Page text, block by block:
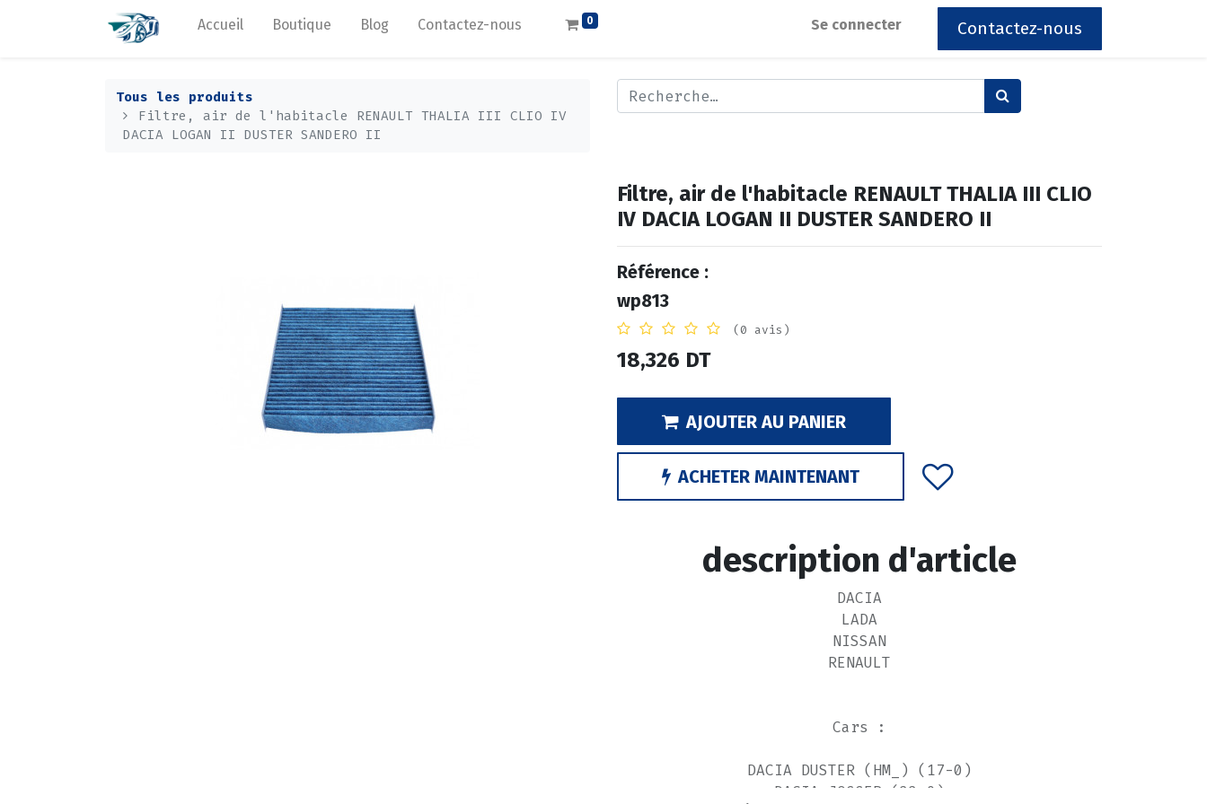
Accueil Boutique Blog Contactez-nous 0 Se connecter Contactez-nous
Tous les produits
Filtre, air de l'habitacle RENAULT THALIA III CLIO IV
DACIA LOGAN II DUSTER SANDERO II
Filtre, air de l'habitacle RENAULT THALIA III CLIO
IV DACIA LOGAN II DUSTER SANDERO II
Référence :
wp813
(0 avis)
18,326 DT
AJOUTER AU PANIER
ACHETER MAINTENANT
description d'article
DACIA
LADA
NISSAN
RENAULT
Cars :
DACIA DUSTER (HM_) (17-0)
DACIA JOGGER (22-0)